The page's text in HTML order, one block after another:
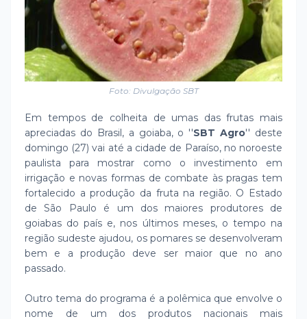
Foto: Divulgação SBT
Em tempos de colheita de umas das frutas mais
apreciadas do Brasil, a goiaba, o ''SBT Agro'' deste
domingo (27) vai até a cidade de Paraíso, no noroeste
paulista para mostrar como o investimento em
irrigação e novas formas de combate às pragas tem
fortalecido a produção da fruta na região. O Estado
de São Paulo é um dos maiores produtores de
goiabas do país e, nos últimos meses, o tempo na
região sudeste ajudou, os pomares se desenvolveram
bem e a produção deve ser maior que no ano
passado.
Outro tema do programa é a polêmica que envolve o
nome de um dos produtos nacionais mais